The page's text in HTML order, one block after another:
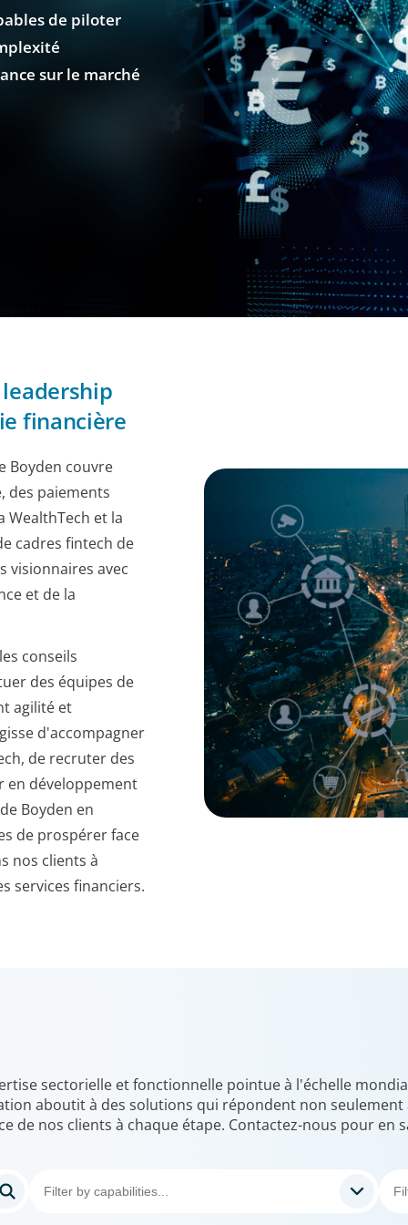
de piloter
sur le marché
financière
Boyden couvre
des paiements
WealthTech et la
cadres fintech de
visionnaires avec
et de la
conseils
des équipes de
agilité et
d'accompagner
de recruter des
en développement
Boyden en
de prospérer face
nos clients à
services financiers.
sectorielle et fonctionnelle pointue à l'échelle
aboutit à des solutions qui répondent non seulement
de nos clients à chaque étape. Contactez-nous pour